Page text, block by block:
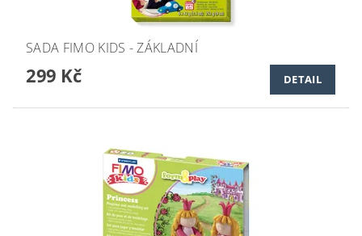
SADA FIMO KIDS - ZÁKLADNÍ
299 Kč DETAIL